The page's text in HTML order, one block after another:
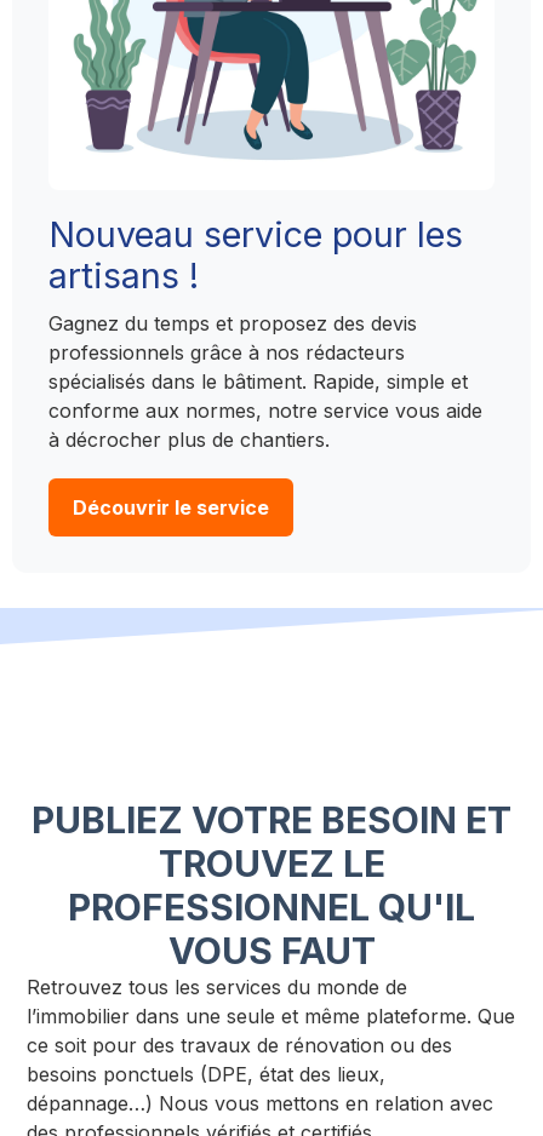
Nouveau service pour les
artisans !
Gagnez du temps et proposez des devis
professionnels grâce à nos rédacteurs
spécialisés dans le bâtiment. Rapide, simple et
conforme aux normes, notre service vous aide
à décrocher plus de chantiers.
Découvrir le service
PUBLIEZ VOTRE BESOIN ET
TROUVEZ LE
PROFESSIONNEL QU'IL
VOUS FAUT
Retrouvez tous les services du monde de
l’immobilier dans une seule et même plateforme. Que
ce soit pour des travaux de rénovation ou des
besoins ponctuels (DPE, état des lieux,
dépannage…) Nous vous mettons en relation avec